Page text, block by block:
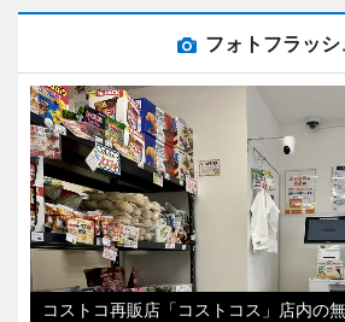
フォトフラッシ
コストコ再販店「コストコス」店内の